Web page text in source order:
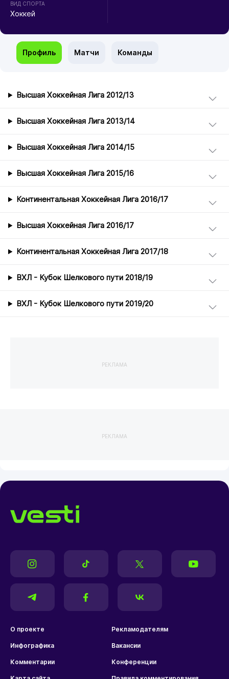
ВИД СПОРТА
Хоккей
Профиль Матчи Команды
Высшая Хоккейная Лига 2012/13
Высшая Хоккейная Лига 2013/14
Высшая Хоккейная Лига 2014/15
Высшая Хоккейная Лига 2015/16
Континентальная Хоккейная Лига 2016/17
Высшая Хоккейная Лига 2016/17
Континентальная Хоккейная Лига 2017/18
ВХЛ - Кубок Шелкового пути 2018/19
ВХЛ - Кубок Шелкового пути 2019/20
РЕКЛАМА
РЕКЛАМА
О проекте Рекламодателям
Инфографика Вакансии
Комментарии Конференции